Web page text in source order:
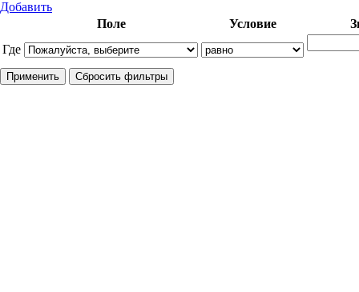
Добавить
Где
Поле Условие